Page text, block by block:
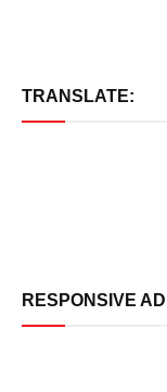
TRANSLATE:
RESPONSIVE AD